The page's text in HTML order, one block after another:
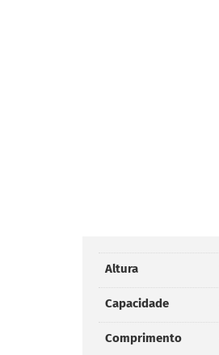
Altura
Capacidade
Comprimento